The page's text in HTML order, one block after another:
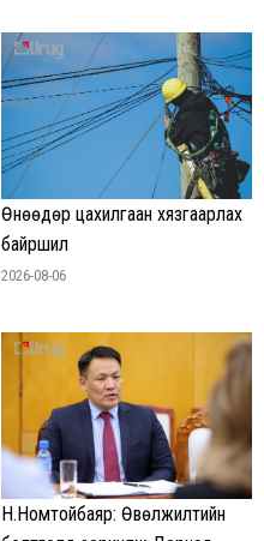
Өнөөдөр цахилгаан хязгаарлах
байршил
2026-08-06
Н.Номтойбаяр: Өвөлжилтийн